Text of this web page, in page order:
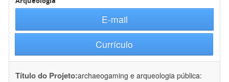
E-mail
Currículo
Título do Projeto:archaeogaming e arqueologia pública: